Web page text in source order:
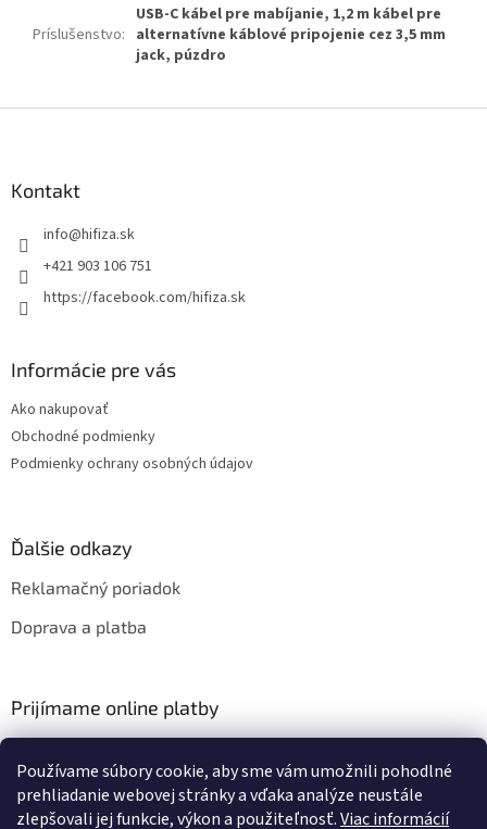
Používame súbory cookie, aby sme vám umožnili pohodlné
prehliadanie webovej stránky a vďaka analýze neustále
zlepšovali jej funkcie, výkon a použiteľnosť.Viac informácií
Príslušenstvo:
USB-C kábel pre mabíjanie, 1,2 m kábel pre
alternatívne káblové pripojenie cez 3,5 mm
jack, púzdro
Kontakt
info@hifiza.sk
+421 903 106 751
https://facebook.com/hifiza.sk
Informácie pre vás
Ako nakupovať
Obchodné podmienky
Podmienky ochrany osobných údajov
Ďalšie odkazy
Reklamačný poriadok
Doprava a platba
Prijímame online platby